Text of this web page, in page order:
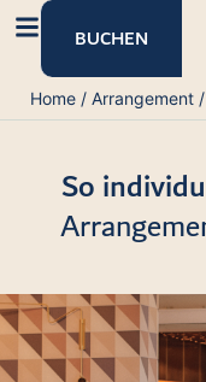
springenBUCHEN
Home / Arrangement /
So